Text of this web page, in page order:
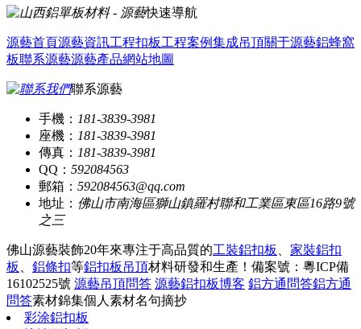
快速導航
源藝首頁源藝資訊工程扣板工程案例集成吊頂關于源藝鋁蜂窩
板聯系源藝源藝產品網站地圖
聯系源藝
手機： 181-3839-3981
座機： 181-3839-3981
傳真： 181-3839-3981
QQ： 592084563
郵箱： 592084563@qq.com
地址： 佛山市南海區獅山鎮羅村聯和工業區東區16路9號
之三
佛山源藝裝飾20年來專注于高品質的工裝鋁扣板 、 家裝鋁扣
板 、 鋁條扣等鋁扣板吊頂材料研發和生產！ 備案號：粵ICP備
16102525號 源藝吊頂問答 源藝鋁扣板博客 鋁方通問答鋁方通
問答素材錦集個人素材名句摘抄
彩涂鋁扣板